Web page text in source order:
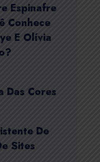
Espinafre
Conhece
E Olívia
Das Cores
De
Sites